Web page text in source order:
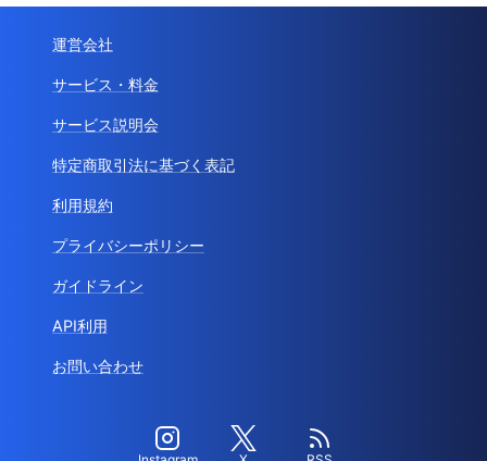
運営会社
サービス・料金
サービス説明会
特定商取引法に基づく表記
利用規約
プライバシーポリシー
ガイドライン
API利用
お問い合わせ